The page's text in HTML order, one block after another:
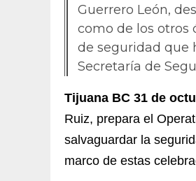
Guerrero León,
como de los otros
de seguridad que
Secretaría de
Tijuana BC 31 de
Ruiz, prepara el
salvaguardar la
marco de estas